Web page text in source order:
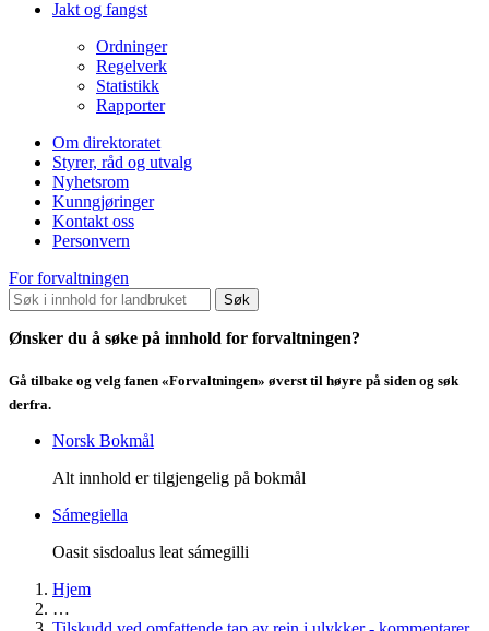
Jakt og fangst
Ordninger
Regelverk
Statistikk
Rapporter
Om direktoratet
Styrer, råd og utvalg
Nyhetsrom
Kunngjøringer
Kontakt oss
Personvern
For forvaltningen
Søk
Ønsker du å søke på innhold for forvaltningen?
Gå tilbake og velg fanen «Forvaltningen» øverst til høyre på siden og søk
derfra.
Norsk Bokmål
Alt innhold er tilgjengelig på bokmål
Sámegiella
Oasit sisdoalus leat sámegilli
Hjem
…